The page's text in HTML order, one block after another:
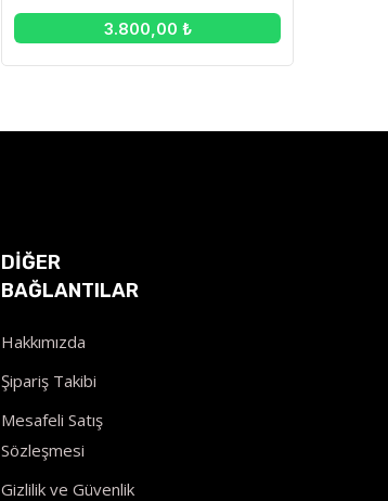
3.800,00 ₺
DİĞER
BAĞLANTILAR
Hakkımızda
Şipariş Takibi
Mesafeli Satış
Sözleşmesi
Gizlilik ve Güvenlik